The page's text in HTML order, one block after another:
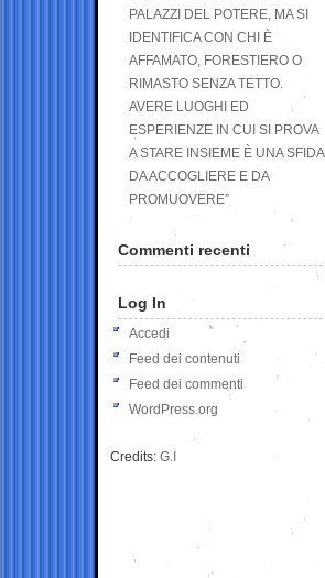
PALAZZI DEL POTERE, MA SI
IDENTIFICA CON CHI È
AFFAMATO, FORESTIERO O
RIMASTO SENZA TETTO.
AVERE LUOGHI ED
ESPERIENZE IN CUI SI PROVA
A STARE INSIEME È UNA SFIDA
DA ACCOGLIERE E DA
PROMUOVERE”
Commenti recenti
Log In
Accedi
Feed dei contenuti
Feed dei commenti
WordPress.org
Credits: G.I